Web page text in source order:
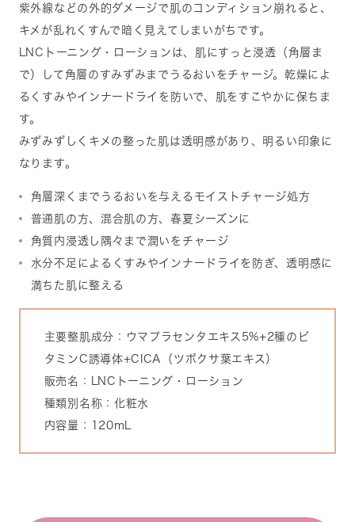
紫外線などの外的ダメージで肌のコンディション崩れると、
キメが乱れくすんで暗く見えてしまいがちです。
LNCトーニング・ローションは、肌にすっと浸透（角層ま
で）して角層のすみずみまでうるおいをチャージ。乾燥によ
るくすみやインナードライを防いで、肌をすこやかに保ちま
す。
みずみずしくキメの整った肌は透明感があり、明るい印象に
なります。
角層深くまでうるおいを与えるモイストチャージ処方
普通肌の方、混合肌の方、春夏シーズンに
角質内浸透し隅々まで潤いをチャージ
水分不足によるくすみやインナードライを防ぎ、透明感に
満ちた肌に整える
主要整肌成分：ウマプラセンタエキス5%+2種のビ
タミンC誘導体+CICA（ツボクサ葉エキス）
販売名：LNCトーニング・ローション
種類別名称：化粧水
内容量：120mL